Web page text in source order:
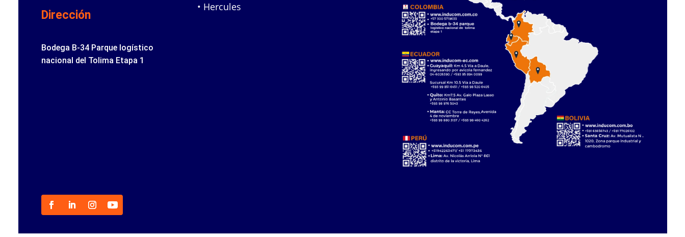
Dirección
Bodega B-34 Parque logístico
nacional del Tolima Etapa 1
• Hercules